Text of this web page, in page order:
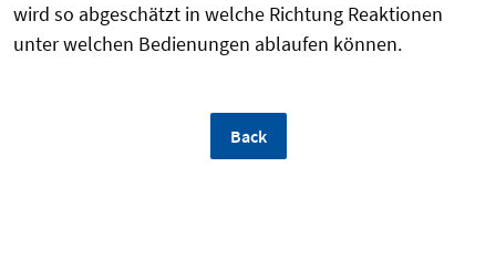
wird so abgeschätzt in welche Richtung Reaktionen
unter welchen Bedienungen ablaufen können.
Back